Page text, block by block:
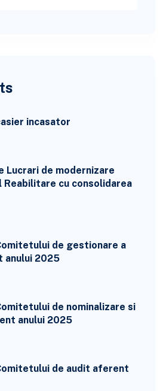
incasator
Lucrari de modernizare
cu consolidarea
de gestionare a
anului 2025
de nominalizare si
anului 2025
de audit aferent